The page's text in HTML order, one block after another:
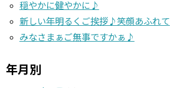
穏やかに健やかに♪
新しい年明るくご挨拶♪笑顔あふれて
みなさまぁご無事ですかぁ♪
年月別